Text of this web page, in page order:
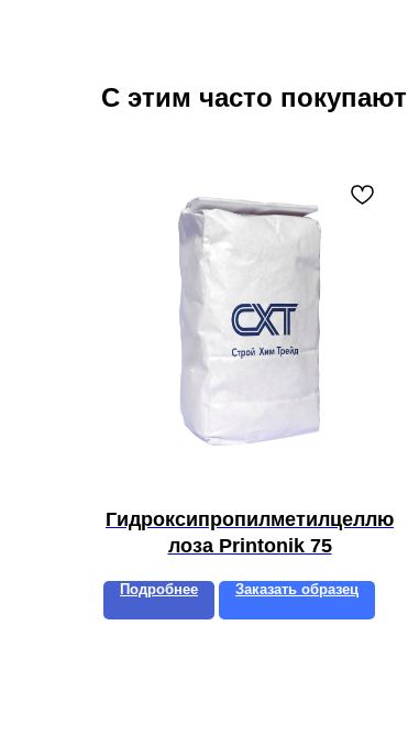
С этим часто покупают
Гидроксипропилметилцеллю
лоза Printonik 75
Подробнее Заказать образец